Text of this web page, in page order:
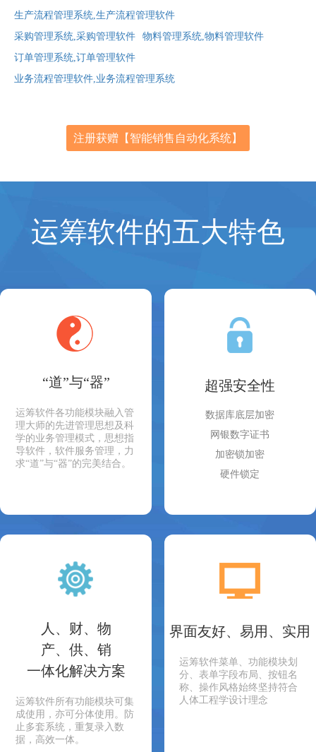
生产流程管理系统,生产流程管理软件
采购管理系统,采购管理软件
物料管理系统,物料管理软件
订单管理系统,订单管理软件
业务流程管理软件,业务流程管理系统
注册获赠【智能销售自动化系统】
运筹软件的五大特色
“道”与“器”
运筹软件各功能模块融入管
理大师的先进管理思想及科
学的业务管理模式，思想指
导软件，软件服务管理，力
求“道”与“器”的完美结合。
超强安全性
数据库底层加密
网银数字证书
加密锁加密
硬件锁定
人、财、物
产、供、销
一体化解决方案
运筹软件所有功能模块可集
成使用，亦可分体使用。防
止多套系统，重复录入数
据，高效一体。
界面友好、易用、实用
运筹软件菜单、功能模块划
分、表单字段布局、按钮名
称、操作风格始终坚持符合
人体工程学设计理念